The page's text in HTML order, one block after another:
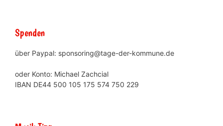
Spenden
über Paypal: sponsoring@tage-der-kommune.de
oder Konto: Michael Zachcial
IBAN DE44 500 105 175 574 750 229